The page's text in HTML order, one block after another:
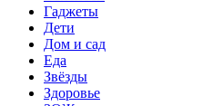
Гаджеты
Дети
Дом и сад
Еда
Звёзды
Здоровье